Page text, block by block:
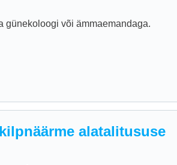
günekoloogi või ämmaemandaga.
alatalitususe